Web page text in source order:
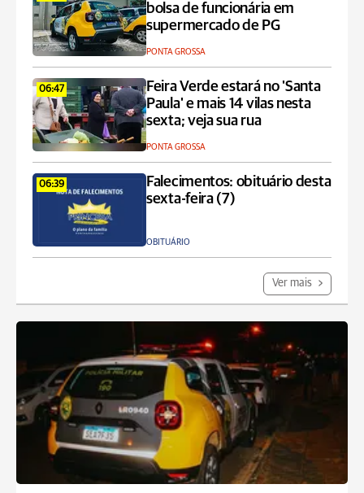
bolsa de funcionária em
supermercado de PG
PONTA GROSSA
06:47
Feira Verde estará no 'Santa
Paula' e mais 14 vilas nesta
sexta; veja sua rua
PONTA GROSSA
06:39
Falecimentos: obituário desta
sexta-feira (7)
OBITUÁRIO
Ver mais